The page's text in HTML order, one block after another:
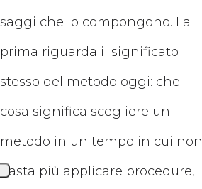
saggi che lo compongono. La
prima riguarda il significato
stesso del metodo oggi: che
cosa significa scegliere un
metodo in un tempo in cui non
basta più applicare procedure,